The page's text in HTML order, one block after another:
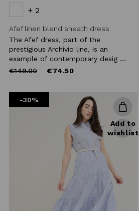
+ 2
Afef linen blend sheath dress
The Afef dress, part of the
prestigious Archivio line, is an
example of contemporary desig ...
Price
€149.00to €74.50
-30%
Add to
wishlist